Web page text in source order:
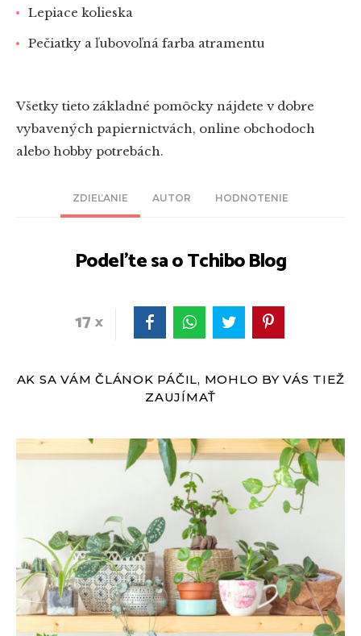
ZDIEĽANIE AUTOR HODNOTENIE
Podeľte sa o Tchibo Blog
17
Lepiace kolieska
Pečiatky a ľubovoľná farba atramentu
Všetky tieto základné pomôcky nájdete v dobre
vybavených papiernictvách, online obchodoch
alebo hobby potrebách.
AK SA VÁM ČLÁNOK PÁČIL, MOHLO BY VÁS TIEŽ
ZAUJÍMAŤ